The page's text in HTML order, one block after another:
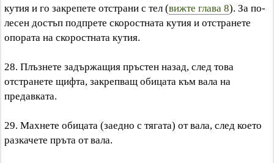
кутия и го закрепете отстрани с тел (вижте глава 8). За по-
лесен достъп подпрете скоростната кутия и отстранете
опората на скоростната кутия.
28. Плъзнете задържащия пръстен назад, след това
отстранете щифта, закрепващ обицата към вала на
предавката.
29. Махнете обицата (заедно с тягата) от вала, след което
разкачете пръта от вала.